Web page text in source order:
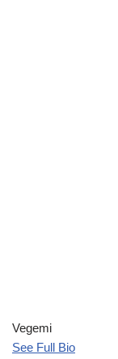
Vegemi
See Full Bio